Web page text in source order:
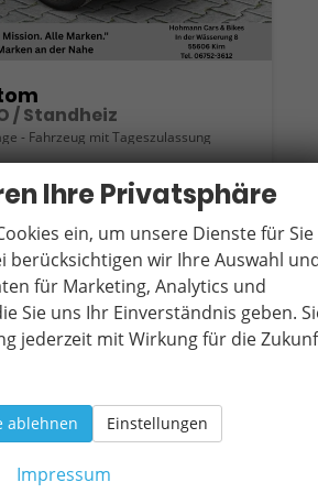
/ Standheiz
Fahrzeug mit Tageszulassung
Getriebe
Schaltgetriebe
Außenfarbe Chroma Blau Metallic
Kilometerstand 20 km
Wir rufen Sie an
Fahrzeugexposé (PDF)
Fahrzeug parken
7,60 l/100km
Ihre Privatsphäre
ein, um unsere Dienste für Sie
berücksichtigen wir Ihre Auswahl
für Marketing, Analytics und
Sie uns Ihr Einverständnis geben.
jederzeit mit Wirkung für die
ablehnen Einstellungen
Impressum